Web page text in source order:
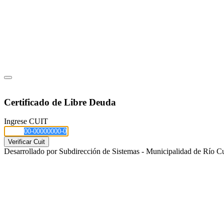
Certificado de Libre Deuda
Ingrese CUIT
Desarrollado por Subdirección de Sistemas - Municipalidad de Río